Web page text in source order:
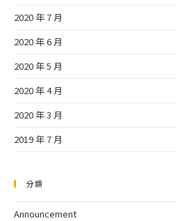
2020 年 7 月
2020 年 6 月
2020 年 5 月
2020 年 4 月
2020 年 3 月
2019 年 7 月
分類
Announcement